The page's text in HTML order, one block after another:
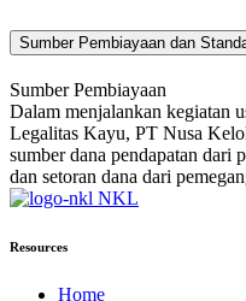
Sumber Pembiayaan dan
Sumber Pembiayaan
Dalam menjalankan kegiatan
Legalitas Kayu, PT Nusa
sumber dana pendapatan dari
dan setoran dana dari
NKL
Resources
Home